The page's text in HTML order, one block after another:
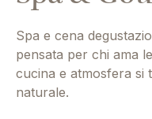
Spa e cena
pensata per chi ama
cucina e atmosfera si
naturale.